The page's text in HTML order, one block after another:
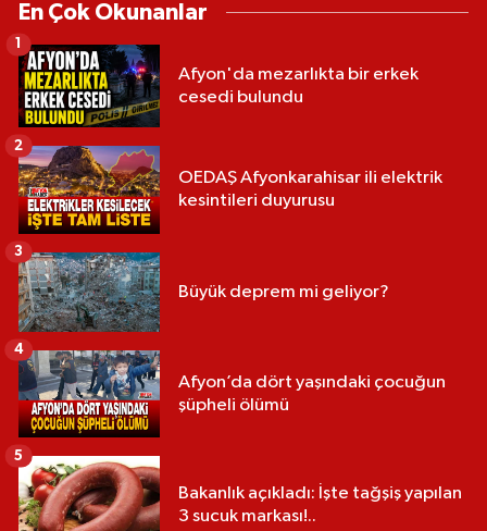
En Çok Okunanlar
Afyon'da mezarlıkta bir erkek
cesedi bulundu
1
OEDAŞ Afyonkarahisar ili elektrik
kesintileri duyurusu
2
Büyük deprem mi geliyor?
3
Afyon’da dört yaşındaki çocuğun
şüpheli ölümü
4
Bakanlık açıkladı: İşte tağşiş yapılan
3 sucuk markası!..
5